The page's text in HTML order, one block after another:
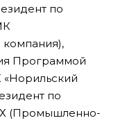
по
Программой
«Норильский
по
(Промышленно-